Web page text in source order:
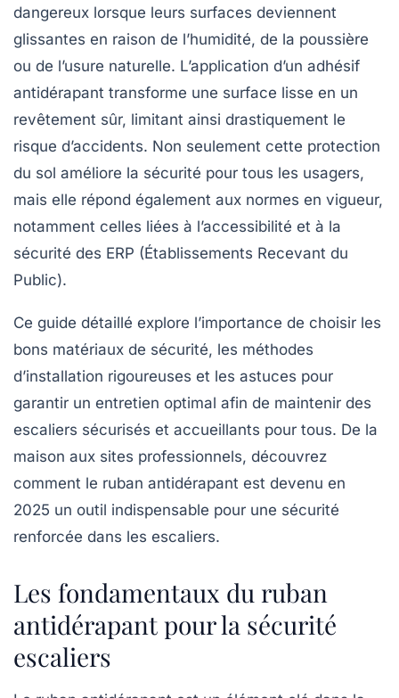
dangereux lorsque leurs surfaces deviennent
glissantes en raison de l’humidité, de la poussière
ou de l’usure naturelle. L’application d’un adhésif
antidérapant transforme une surface lisse en un
revêtement sûr, limitant ainsi drastiquement le
risque d’accidents. Non seulement cette protection
du sol améliore la sécurité pour tous les usagers,
mais elle répond également aux normes en vigueur,
notamment celles liées à l’accessibilité et à la
sécurité des ERP (Établissements Recevant du
Public).
Ce guide détaillé explore l’importance de choisir les
bons matériaux de sécurité, les méthodes
d’installation rigoureuses et les astuces pour
garantir un entretien optimal afin de maintenir des
escaliers sécurisés et accueillants pour tous. De la
maison aux sites professionnels, découvrez
comment le ruban antidérapant est devenu en
2025 un outil indispensable pour une sécurité
renforcée dans les escaliers.
Les fondamentaux du ruban
antidérapant pour la sécurité
escaliers